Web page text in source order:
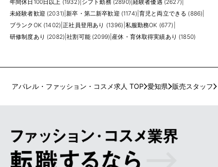
年間休日100日以上 (1932) シフト勤務 (2890) 経験者優遇 (2627)
未経験者歓迎 (2031) |新卒・第二新卒歓迎 (1174) 育児と両立できる (886)
ブランクOK (1402) |正社員登用あり (1396) 私服勤務OK (677)
研修制度あり (2082) |社割可能 (2099) 産休・育休取得実績あり (1850)
アパレル・ファッション・コスメ求人 TOP 愛知県 販売スタッフ